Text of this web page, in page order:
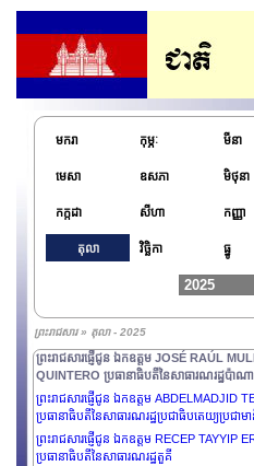
មករា កុម្ភៈ មីនា
មេសា ឧសភា មិថុនា
កក្កដា សីហា កញ្ញា
តុលា វិច្ឆិកា ធ្នូ
ព្រះរាជសារ » តុលា - 2025
ព្រះរាជសារផ្ញើជូន ឯកឧត្តម Nguyen Minh Vu ឯក
រដ្ឋទូតវិសាមញ្ញ និងពេញសមត្ថភាពនៃសាធារណរដ្ឋស
ព្រះរាជសារផ្ញើជូន ឯកឧត្តម Anatoly Borovik ឯក
រដ្ឋទូតវិសាមញ្ញ និងពេញសមត្ថភាពនៃសហព័ន្ធរុស្ស៊ី
ព្រះរាជាណាចក្រកម្ពុជា
ព្រះរាជសារផ្ញើជូន ឯកឧត្តម Pengiran Kasmirhan
Pengiran Tahir ឯកអគ្គរាជទូតវិសាមញ្ញ និងពេញ
ប្រទេសប្រុយណេដារូសាឡឹម និងព្រឹទ្ធបុរសនៃអង្គទូ
ព្រះរាជសារផ្ញើជូន លោកជំទាវ SYLVANIE
ប្រធានាធិបតីនៃកុំមិនវែលដូមីនីក
ព្រះរាជសារផ្ញើជូន ឯកឧត្តម JOSÉ RAÚL
QUINTERO ប្រធានាធិបតីនៃសាធារណរដ្ឋប៉ាណ
ព្រះរាជសារផ្ញើជូន ឯកឧត្តម ABDELMADJID
ប្រធានាធិបតីនៃសាធារណរដ្ឋប្រជាធិបតេយ្យប្រជាម
ព្រះរាជសារផ្ញើជូន ឯកឧត្តម RECEP TAYYIP
ប្រធានាធិបតីនៃសាធារណរដ្ឋតួគី